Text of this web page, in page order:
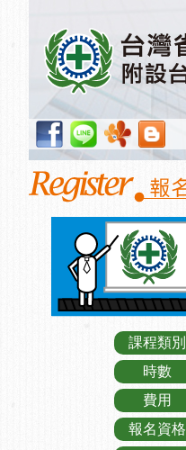
課程類別
時數
費用
報名資格